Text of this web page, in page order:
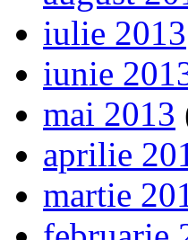
iulie 2013
iunie
mai 2013
aprilie
martie